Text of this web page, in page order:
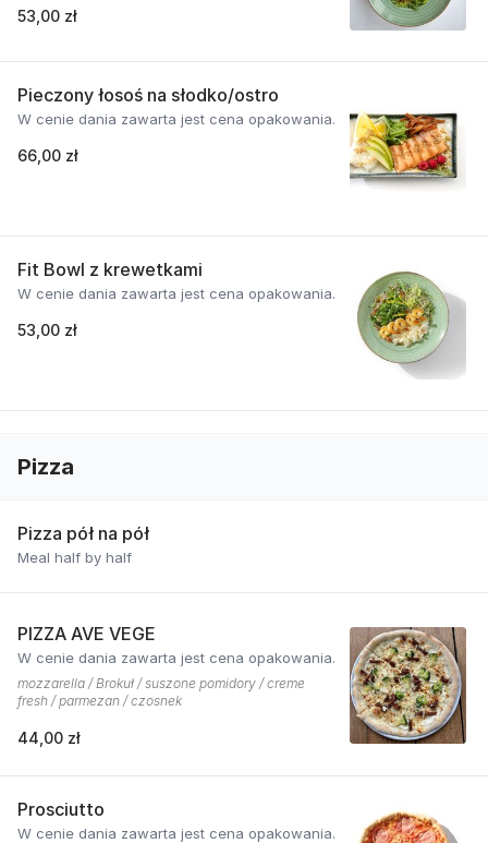
53,00 zł
Pieczony łosoś na słodko/ostro
W cenie dania zawarta jest cena opakowania.
66,00 zł
Fit Bowl z krewetkami
W cenie dania zawarta jest cena opakowania.
53,00 zł
Pizza
Pizza pół na pół
Meal half by half
PIZZA AVE VEGE
W cenie dania zawarta jest cena opakowania.
mozzarella / Brokuł / suszone pomidory / creme
fresh / parmezan / czosnek
44,00 zł
Prosciutto
W cenie dania zawarta jest cena opakowania.